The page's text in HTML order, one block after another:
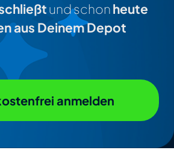
und schonheute
aus Deinem Depot
anmelden